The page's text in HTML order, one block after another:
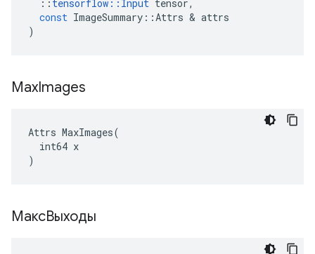
:: tensorflow :: Input tensor,
const ImageSummary ::Attrs & attrs
)
MaxImages
Attrs MaxImages(
  int64 x
)
МаксВыходы